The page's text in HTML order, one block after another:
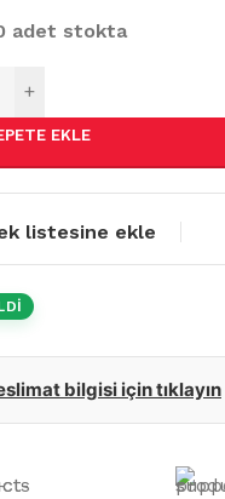
adet stokta
+
EKLE
listesine ekle
bilgisi için tıklayın